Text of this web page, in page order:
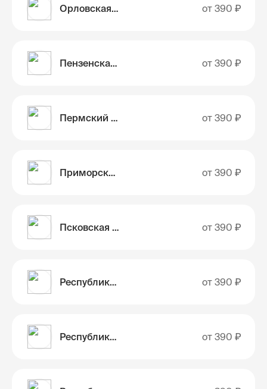
Орловская область от 390 ₽
Пензенская область от 390 ₽
Пермский край от 390 ₽
Приморский край от 390 ₽
Псковская область от 390 ₽
Республика Адыгея от 390 ₽
Республика Алтай (Горный Алтай) от 390 ₽